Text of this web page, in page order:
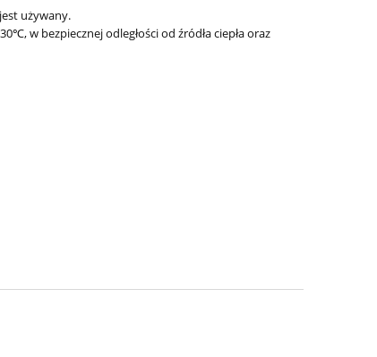
używany.
w bezpiecznej odległości od źródła ciepła oraz